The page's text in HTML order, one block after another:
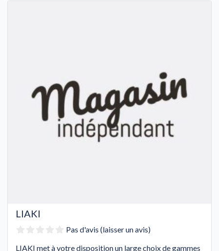
LIAKI
Pas d'avis (laisser un avis)
LIAKI met à votre disposition un large choix de gammes